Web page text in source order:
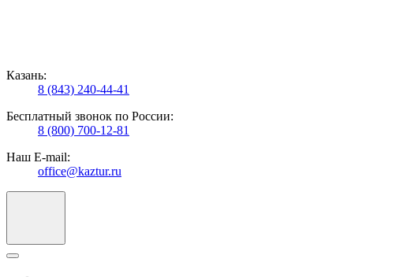
Казань:
8 (843) 240-44-41
Бесплатный звонок по России:
8 (800) 700-12-81
Наш E-mail:
office@kaztur.ru